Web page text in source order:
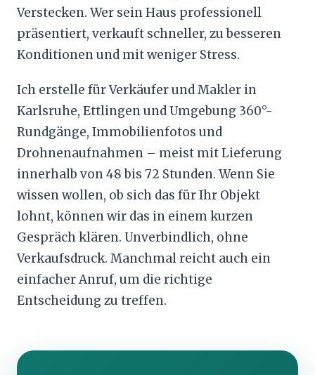
Verstecken. Wer sein Haus professionell
präsentiert, verkauft schneller, zu besseren
Konditionen und mit weniger Stress.
Ich erstelle für Verkäufer und Makler in
Karlsruhe, Ettlingen und Umgebung 360°-
Rundgänge, Immobilienfotos und
Drohnenaufnahmen – meist mit Lieferung
innerhalb von 48 bis 72 Stunden. Wenn Sie
wissen wollen, ob sich das für Ihr Objekt
lohnt, können wir das in einem kurzen
Gespräch klären. Unverbindlich, ohne
Verkaufsdruck. Manchmal reicht auch ein
einfacher Anruf, um die richtige
Entscheidung zu treffen.